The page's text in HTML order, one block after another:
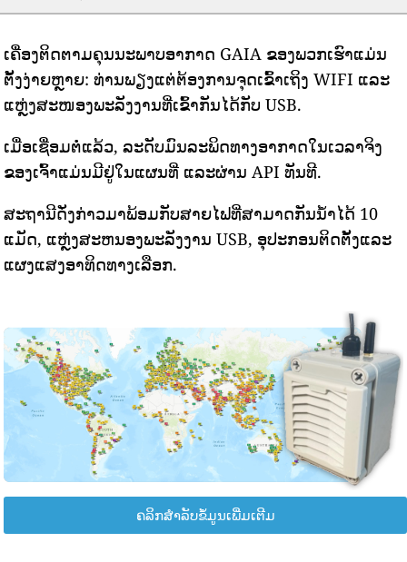
ເຄື່ອງຕິດຕາມຄຸນນະພາບອາກາດ GAIA ຂອງພວກເຮົາແມ່ນ
ຕັ້ງງ່າຍຫຼາຍ: ທ່ານພຽງແຕ່ຕ້ອງການຈຸດເຂົ້າເຖິງ WIFI ແລະ
ແຫຼ່ງສະໜອງພະລັງງານທີ່ເຂົ້າກັນໄດ້ກັບ USB.
ເມື່ອເຊື່ອມຕໍ່ແລ້ວ, ລະດັບມົນລະພິດທາງອາກາດໃນເວລາຈິງ
ຂອງເຈົ້າແມ່ນມີຢູ່ໃນແຜນທີ່ ແລະຜ່ານ API ທັນທີ.
ສະຖານີດັ່ງກ່າວມາພ້ອມກັບສາຍໄຟທີ່ສາມາດກັນນ້ໍາໄດ້ 10
ແມັດ, ແຫຼ່ງສະຫນອງພະລັງງານ USB, ອຸປະກອນຕິດຕັ້ງແລະ
ແຜງແສງອາທິດທາງເລືອກ.
ຄລິກສຳລັບຂໍ້ມູນເພີ່ມເຕີມ